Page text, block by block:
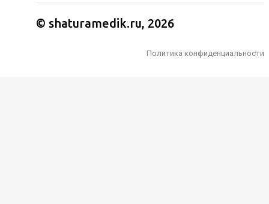
© shaturamedik.ru, 2026
Политика конфиденциальности